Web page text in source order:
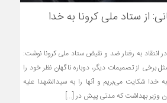
از ستاد ملی کرونا به خدا
انتقاد به رفتار ضد و نقیض ستاد ملی کرونا نوشت:
برخی از تصمیمات دیگر، دوباره ناگهان نظر خود را
به خدا شکایت می‌بریم و آنها را به سیدالشهدا علیه
وزیر بهداشت که مدتی پیش در [...]